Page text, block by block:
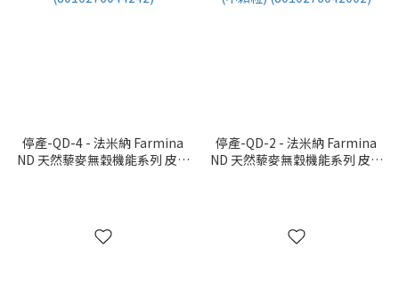
停產-QD-4 - 法米納 Farmina
ND 天然藜麥無穀機能系列 皮毛
停產-QD-2 - 法米納 Farmina
ND 天然藜麥無穀機能系列 皮毛